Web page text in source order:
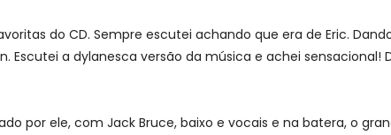
do CD. Sempre escutei achando que era de Eric.
Escutei a dylanesca versão da música e achei sensacional!
por ele, com Jack Bruce, baixo e vocais e na batera, o